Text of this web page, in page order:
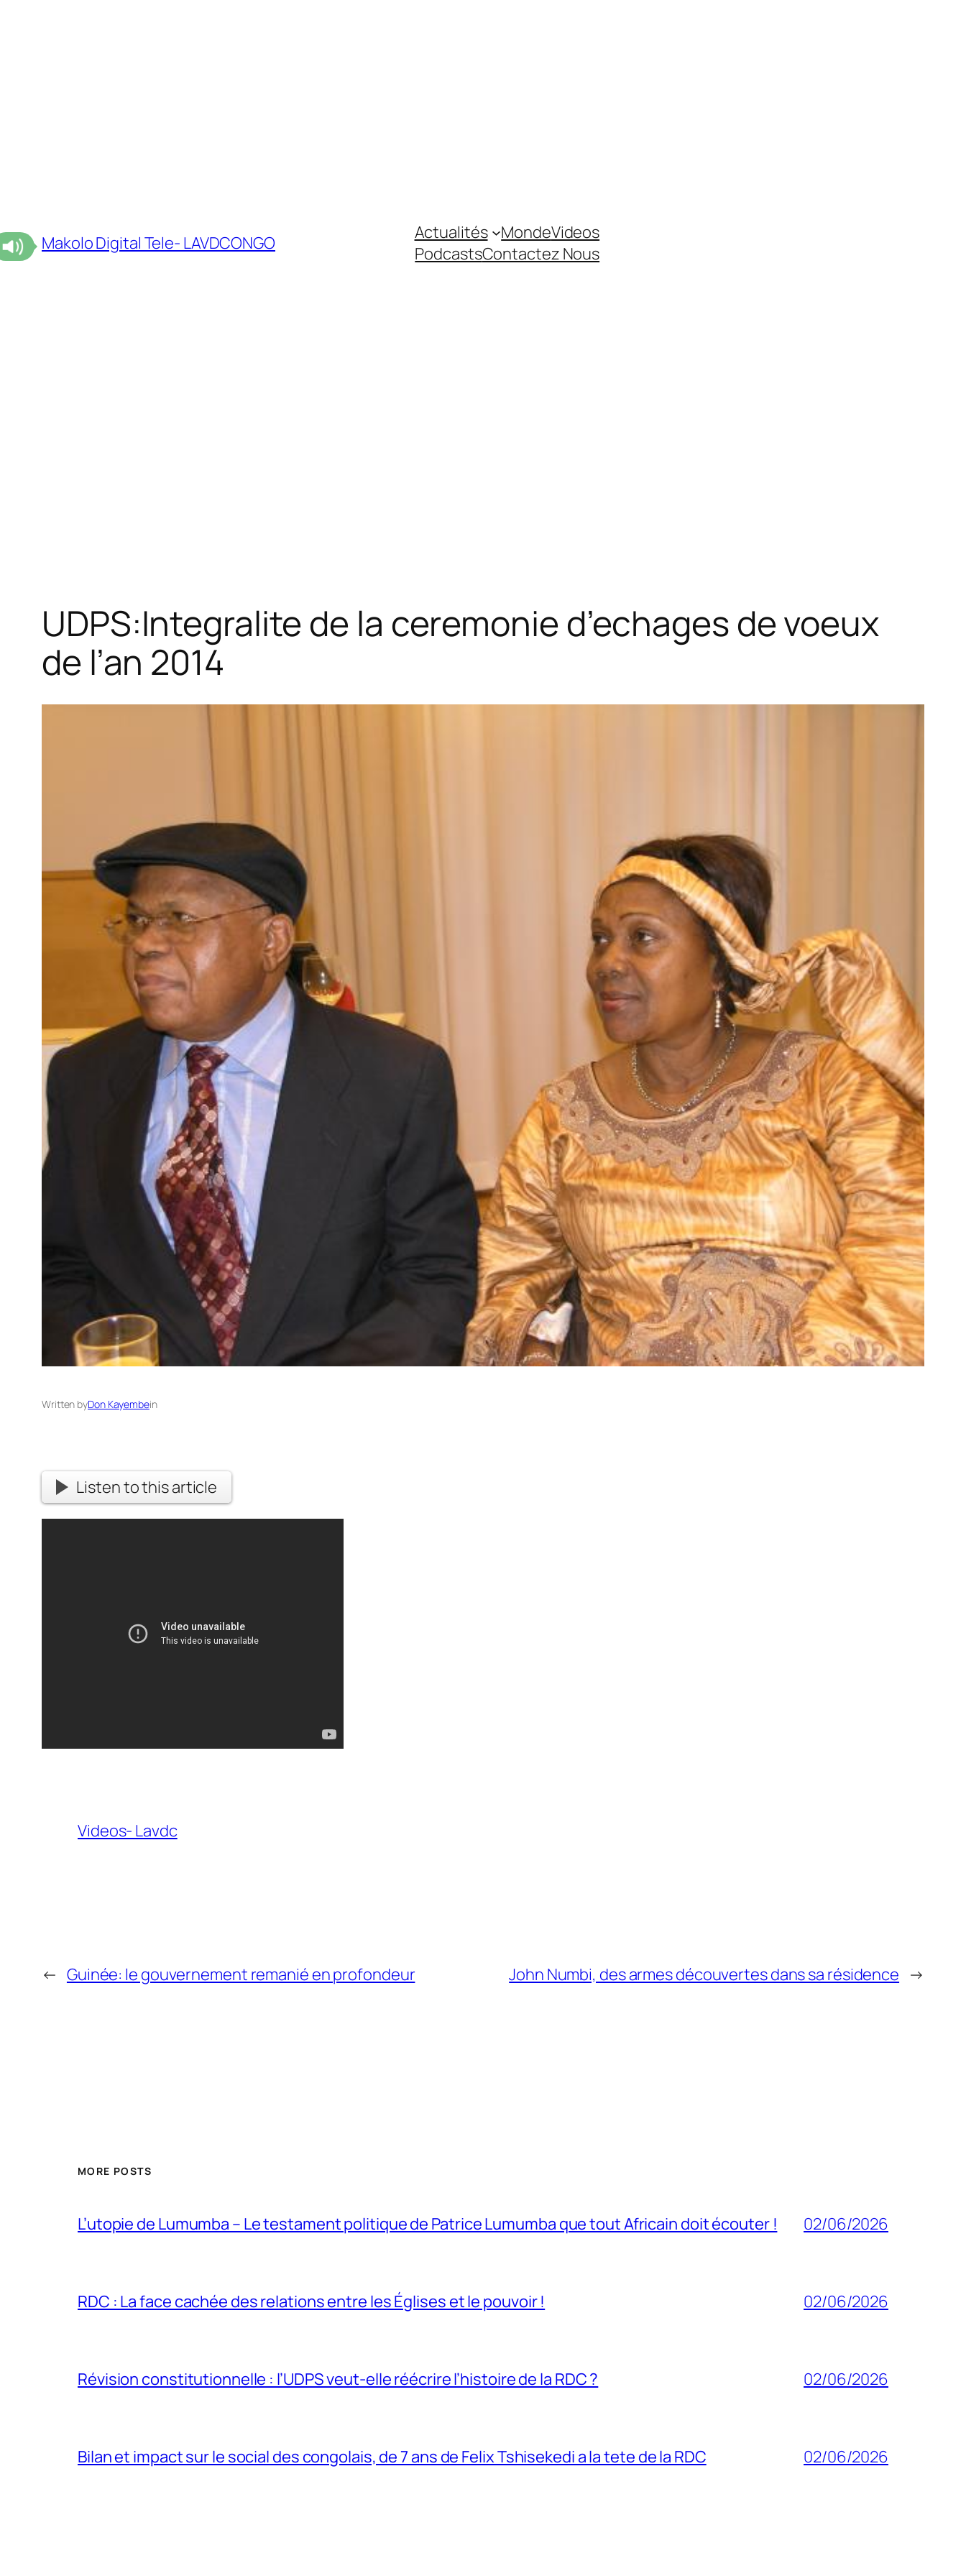
Makolo Digital Tele- LAVDCONGO Actualités MondeVideos
PodcastsContactez Nous
UDPS:Integralite de la ceremonie d’echages de voeux
de l’an 2014
Written byDon Kayembein
Listen to this article
Videos- Lavdc
← Guinée: le gouvernement remanié en profondeur John Numbi, des armes découvertes dans sa résidence →
MORE POSTS
L’utopie de Lumumba – Le testament politique de Patrice Lumumba que tout Africain doit écouter ! 02/06/2026
RDC : La face cachée des relations entre les Églises et le pouvoir ! 02/06/2026
Révision constitutionnelle : l’UDPS veut-elle réécrire l’histoire de la RDC ? 02/06/2026
Bilan et impact sur le social des congolais, de 7 ans de Felix Tshisekedi a la tete de la RDC 02/06/2026